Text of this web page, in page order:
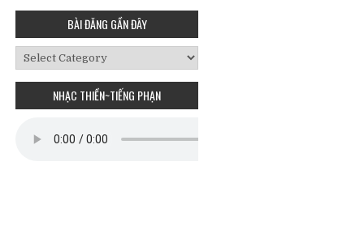
BÀI ĐĂNG GẦN ĐÂY
Bài
Đăng
Gần
NHẠC THIỀN~TIẾNG PHẠN